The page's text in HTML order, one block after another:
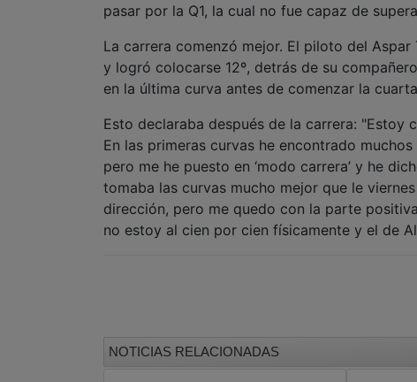
pasar por la Q1, la cual no fue capaz de
La carrera comenzó mejor. El piloto del
y logró colocarse 12º, detrás de su
en la última curva antes de comenzar la
Esto declaraba después de la carrera:
En las primeras curvas he encontrado
pero me he puesto en ‘modo carrera’ y he
tomaba las curvas mucho mejor que le
dirección, pero me quedo con la parte
no estoy al cien por cien físicamente y el de
NOTICIAS RELACIONADAS